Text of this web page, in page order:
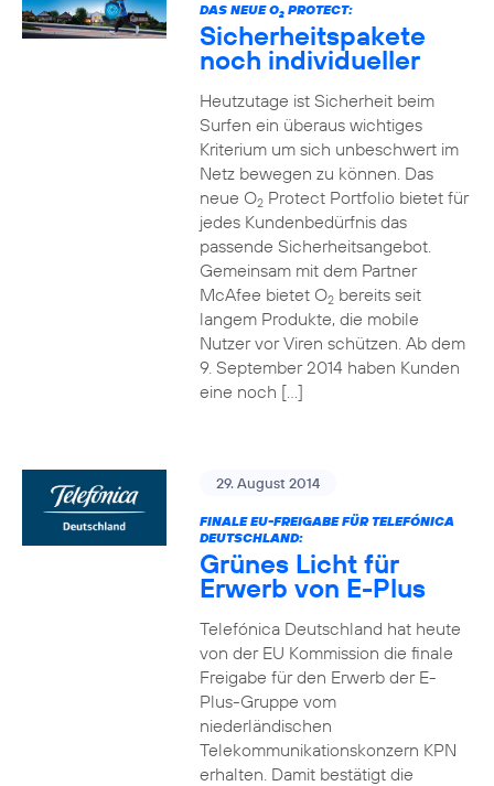
DAS NEUE O2PROTECT:
Sicherheitspakete
noch individueller
Heutzutage ist Sicherheit beim
Surfen ein überaus wichtiges
Kriterium um sich unbeschwert im
Netz bewegen zu können. Das
neue O2Protect Portfolio bietet für
jedes Kundenbedürfnis das
passende Sicherheitsangebot.
Gemeinsam mit dem Partner
McAfee bietet O2bereits seit
langem Produkte, die mobile
Nutzer vor Viren schützen. Ab dem
9. September 2014 haben Kunden
eine noch […]
29. August 2014
FINALE EU-FREIGABE FÜR TELEFÓNICA
DEUTSCHLAND:
Grünes Licht für
Erwerb von E-Plus
Telefónica Deutschland hat heute
von der EU Kommission die finale
Freigabe für den Erwerb der E-
Plus-Gruppe vom
niederländischen
Telekommunikationskonzern KPN
erhalten. Damit bestätigt die